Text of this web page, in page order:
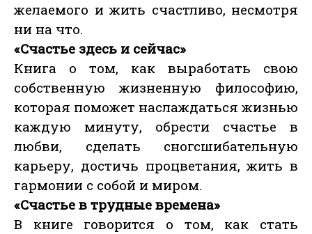
желаемого и жить счастливо, несмотря
ни на что.
«Счастье здесь и сейчас»
Книга о том, как выработать свою
собственную жизненную философию,
которая поможет наслаждаться жизнью
каждую минуту, обрести счастье в
любви, сделать сногсшибательную
карьеру, достичь процветания, жить в
гармонии с собой и миром.
«Счастье в трудные времена»
В книге говорится о том, как стать